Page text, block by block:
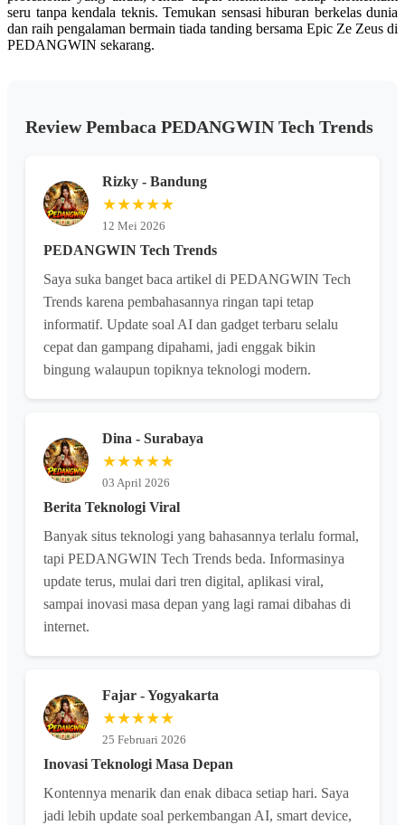
seru tanpa kendala teknis. Temukan sensasi hiburan berkelas dunia
dan raih pengalaman bermain tiada tanding bersama Epic Ze Zeus di
PEDANGWIN sekarang.
Review Pembaca PEDANGWIN Tech Trends
Rizky - Bandung
★★★★★
12 Mei 2026
PEDANGWIN Tech Trends
Saya suka banget baca artikel di PEDANGWIN Tech
Trends karena pembahasannya ringan tapi tetap
informatif. Update soal AI dan gadget terbaru selalu
cepat dan gampang dipahami, jadi enggak bikin
bingung walaupun topiknya teknologi modern.
Dina - Surabaya
★★★★★
03 April 2026
Berita Teknologi Viral
Banyak situs teknologi yang bahasannya terlalu formal,
tapi PEDANGWIN Tech Trends beda. Informasinya
update terus, mulai dari tren digital, aplikasi viral,
sampai inovasi masa depan yang lagi ramai dibahas di
internet.
Fajar - Yogyakarta
★★★★★
25 Februari 2026
Inovasi Teknologi Masa Depan
Kontennya menarik dan enak dibaca setiap hari. Saya
jadi lebih update soal perkembangan AI, smart device,